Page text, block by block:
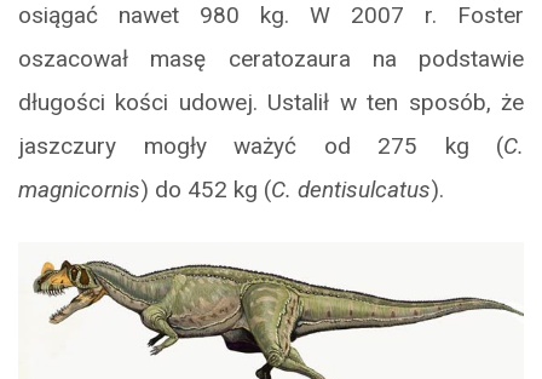
osiągać nawet 980 kg. W 2007 r. Foster
oszacował masę ceratozaura na podstawie
długości kości udowej. Ustalił w ten sposób, że
jaszczury mogły ważyć od 275 kg (C.
magnicornis) do 452 kg (C. dentisulcatus).